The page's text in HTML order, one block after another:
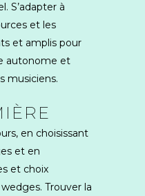
S’adapter à
et les
et amplis pour
autonome et
musiciens.
en choisissant
et en
et choix
Trouver la